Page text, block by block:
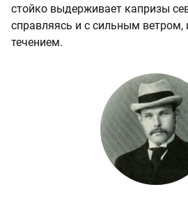
стойко выдерживает капризы
справляясь и с сильным ветром,
течением.